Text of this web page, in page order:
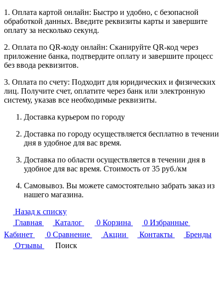
1. Оплата картой онлайн: Быстро и удобно, с безопасной
обработкой данных. Введите реквизиты карты и завершите
оплату за несколько секунд.
2. Оплата по QR-коду онлайн: Сканируйте QR-код через
приложение банка, подтвердите оплату и завершите процесс
без ввода реквизитов.
3. Оплата по счету: Подходит для юридических и физических
лиц. Получите счет, оплатите через банк или электронную
систему, указав все необходимые реквизиты.
Доставка курьером по городу
Доставка по городу осуществляется бесплатно в течении
дня в удобное для вас время.
Доставка по области осуществляется в течении дня в
удобное для вас время. Стоимость от 35 руб./км
Самовывоз. Вы можете самостоятельно забрать заказ из
нашего магазина.
Назад к списку
Главная
Каталог 0 Корзина 0 Избранные
Кабинет
0 Сравнение Акции Контакты
Бренды
Отзывы
Поиск